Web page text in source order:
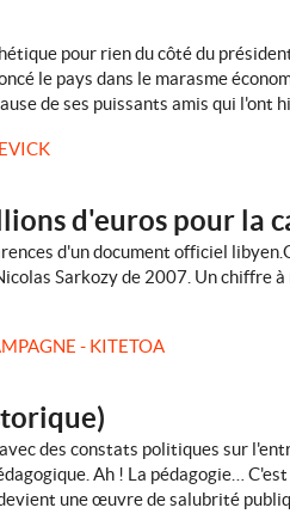
pour rien du côté du
le pays dans le marasme
de ses puissants amis qui l'ont
d'euros pour la
d'un document officiel
Sarkozy de 2007. Un
- KITETOA
des constats politiques sur
Ah ! La pédagogie…
une œuvre de salubrité